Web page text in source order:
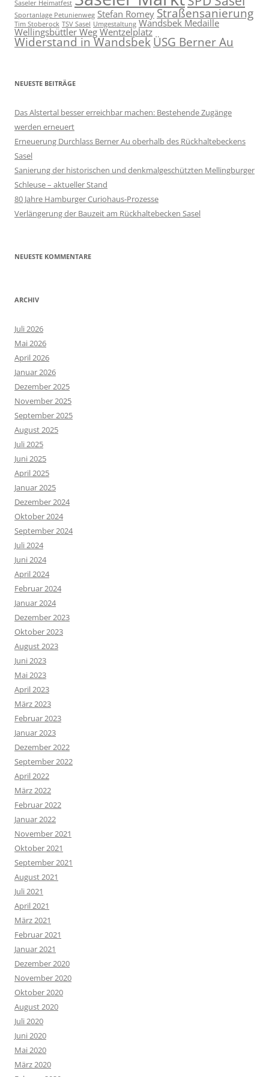
Saseler Heimatfest
Sportanlage Petunienweg Stefan Romey Straßensanierung
Tim Stoberock TSV Sasel Umgestaltung Wandsbek Medaille
Wellingsbüttler WegWentzelplatz
Widerstand in Wandsbek ÜSG Berner Au
NEUESTE BEITRÄGE
Das Alstertal besser erreichbar machen: Bestehende Zugänge
werden erneuert
Erneuerung Durchlass Berner Au oberhalb des Rückhalte­beckens
Sasel
Sanierung der historischen und denkmalgeschützten Mellingburger
Schleuse – aktueller Stand
80 Jahre Hamburger Curiohaus-Prozesse
Verlängerung der Bauzeit am Rückhaltebecken Sasel
NEUESTE KOMMENTARE
ARCHIV
Juli 2026
Mai 2026
April 2026
Januar 2026
Dezember 2025
November 2025
September 2025
August 2025
Juli 2025
Juni 2025
April 2025
Januar 2025
Dezember 2024
Oktober 2024
September 2024
Juli 2024
Juni 2024
April 2024
Februar 2024
Januar 2024
Dezember 2023
Oktober 2023
August 2023
Juni 2023
Mai 2023
April 2023
März 2023
Februar 2023
Januar 2023
Dezember 2022
September 2022
April 2022
März 2022
Februar 2022
Januar 2022
November 2021
Oktober 2021
September 2021
August 2021
Juli 2021
April 2021
März 2021
Februar 2021
Januar 2021
Dezember 2020
November 2020
Oktober 2020
August 2020
Juli 2020
Juni 2020
Mai 2020
März 2020